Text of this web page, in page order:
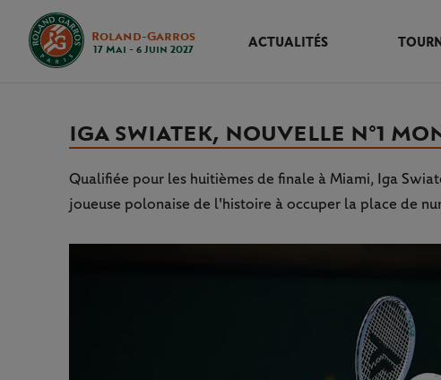
Roland-Garros
17 Mai - 6 Juin 2027
ACTUALITÉS
IGA SWIATEK, NOUVELLE N°1
Qualifiée pour les huitièmes de finale à Miami, Iga
joueuse polonaise de l'histoire à occuper la place de